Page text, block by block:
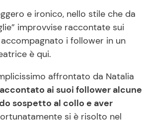
e ironico, nello stile che da
improvvise raccontate sui
i follower in un
è qui.
affrontato da Natalia
ai suoi follower alcune
sospetto al collo e aver
si è risolto nel